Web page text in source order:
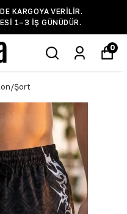
KARGOYA VERILIR.
1–3 IŞ GÜNÜDÜR.
0
Şort